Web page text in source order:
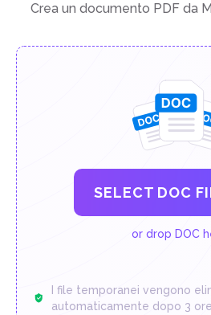
Crea un documento PDF da
SELECT DOC
or drop DOC
I file temporanei vengono
automaticamente dopo 3 ore.